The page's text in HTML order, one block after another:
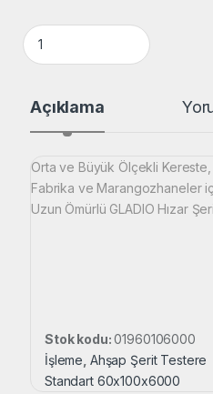
Gladio 60x1,00x6000 Genel
Açıklama
Orta ve Büyük Ölçekli
Fabrika ve Marangozhaneler
Uzun Ömürlü GLADIO Hızar
Stok kodu:01960106000
İşleme Ahşap Şerit Testere
Standart 60x100x6000